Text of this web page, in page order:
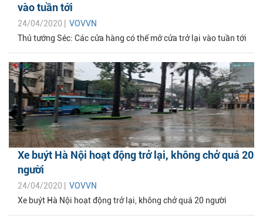
vào tuần tới
24/04/2020 | VOVVN
Thủ tướng Séc: Các cửa hàng có thể mở cửa trở lại vào tuần tới
Xe buýt Hà Nội hoạt động trở lại, không chở quá 20
người
24/04/2020 | VOVVN
Xe buýt Hà Nội hoạt động trở lại, không chở quá 20 người